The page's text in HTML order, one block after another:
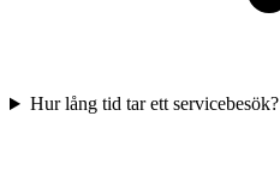
Hur lång tid tar ett servicebesök?